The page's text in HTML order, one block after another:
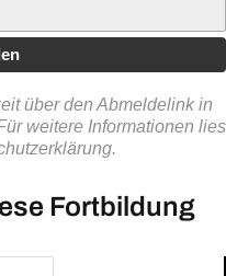
über den Abmeldelink in
weitere Informationen lies
Fortbildung